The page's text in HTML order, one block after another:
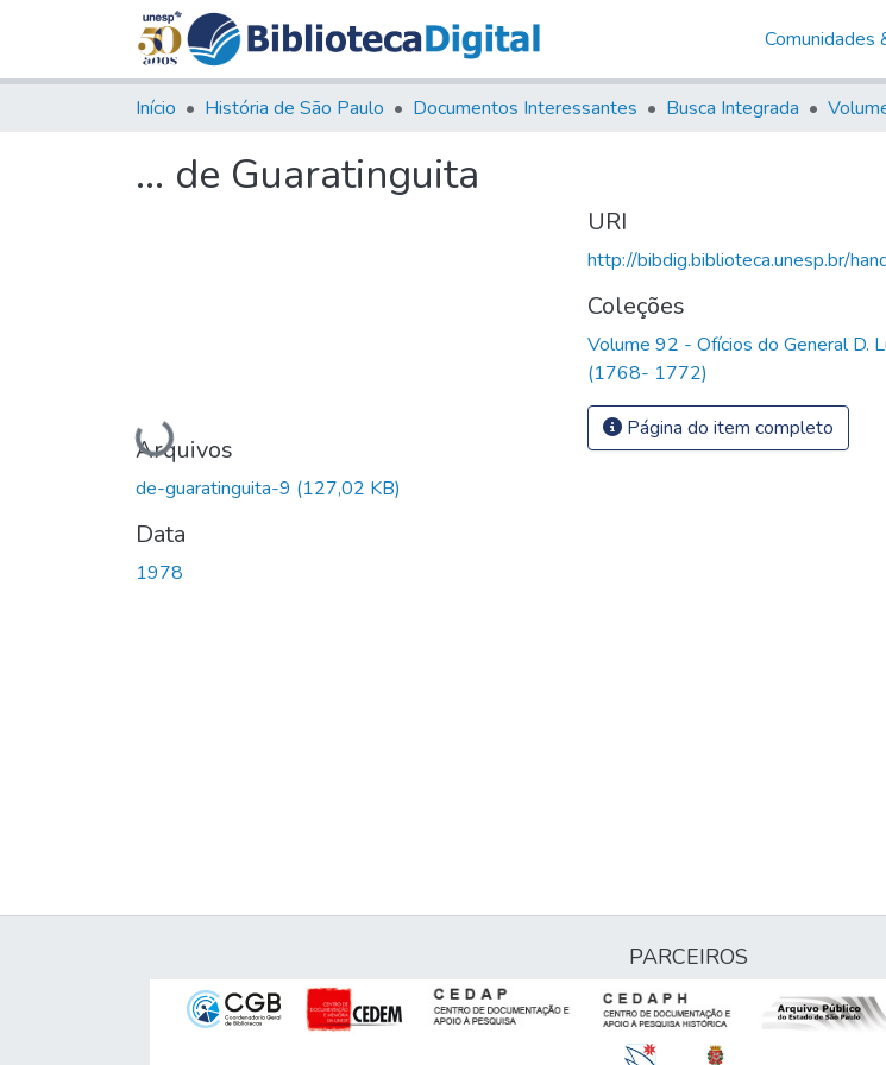
Comunidades
Início História de São Paulo Documentos Interessantes Busca Integrada
... de Guaratinguita
Carregando...
Arquivos
de-guaratinguita-9 (127,02 KB)
Data
1978
URI
http://bibdig.biblioteca.unesp.br/
Coleções
Volume 92 - Ofícios do General D.
(1768- 1772)
Página do item completo
PARCEIROS